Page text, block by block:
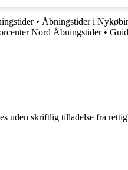
• Åbningstider i
Nord Åbningstider•
uden skriftlig tilladelse fra